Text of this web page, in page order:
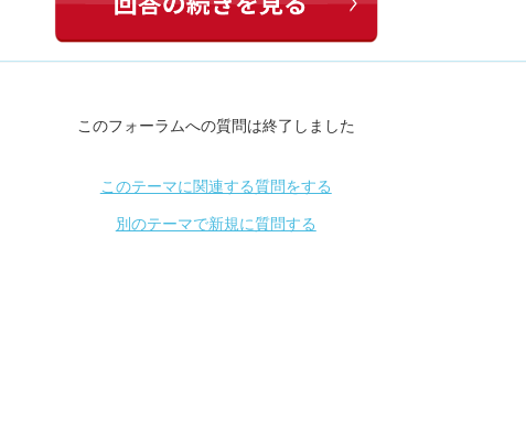
このフォーラムへの質問は終了しました
このテーマに関連する質問をする
別のテーマで新規に質問する